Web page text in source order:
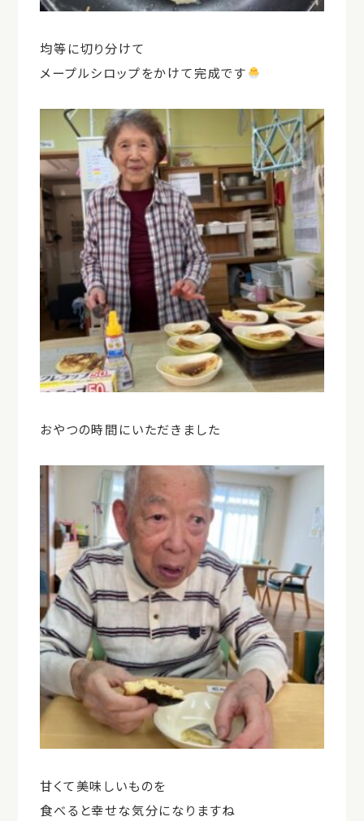
均等に切り分けて
メープルシロップをかけて完成です
おやつの時間にいただきました
甘くて美味しいものを
食べると幸せな気分になりますね